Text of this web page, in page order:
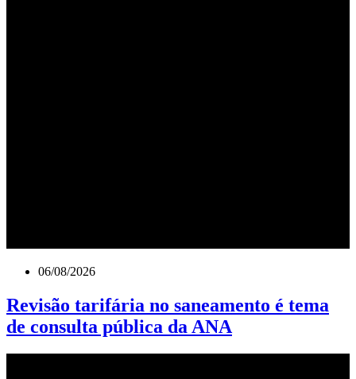
06/08/2026
Revisão tarifária no saneamento é tema
de consulta pública da ANA